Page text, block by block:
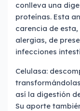
conlleva una
proteínas. Esta
carencia de
alergias, de
infecciones
Celulasa:
así la digestión
Su aporte